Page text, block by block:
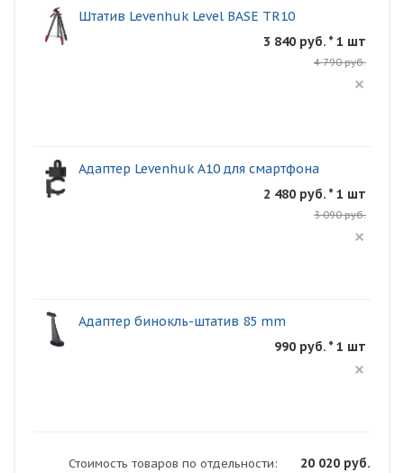
Штатив Levenhuk Level BASE TR10
3 840 руб. * 1 шт
4 790 руб.
Адаптер Levenhuk A10 для смартфона
2 480 руб. * 1 шт
3 090 руб.
Адаптер бинокль-штатив 85 mm
990 руб. * 1 шт
Стоимость товаров по отдельности: 20 020 руб.